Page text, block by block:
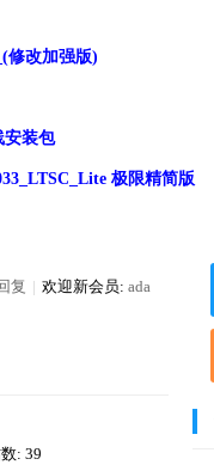
修改加强版)
安装包
极限精简版
复 | 欢迎新会员: ada
: 39